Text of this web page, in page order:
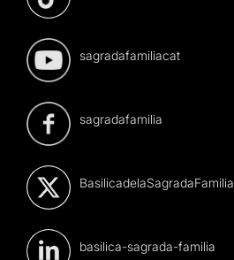
sagradafamiliacat
sagradafamilia
BasilicadelaSagradaFamilia
basilica-sagrada-familia